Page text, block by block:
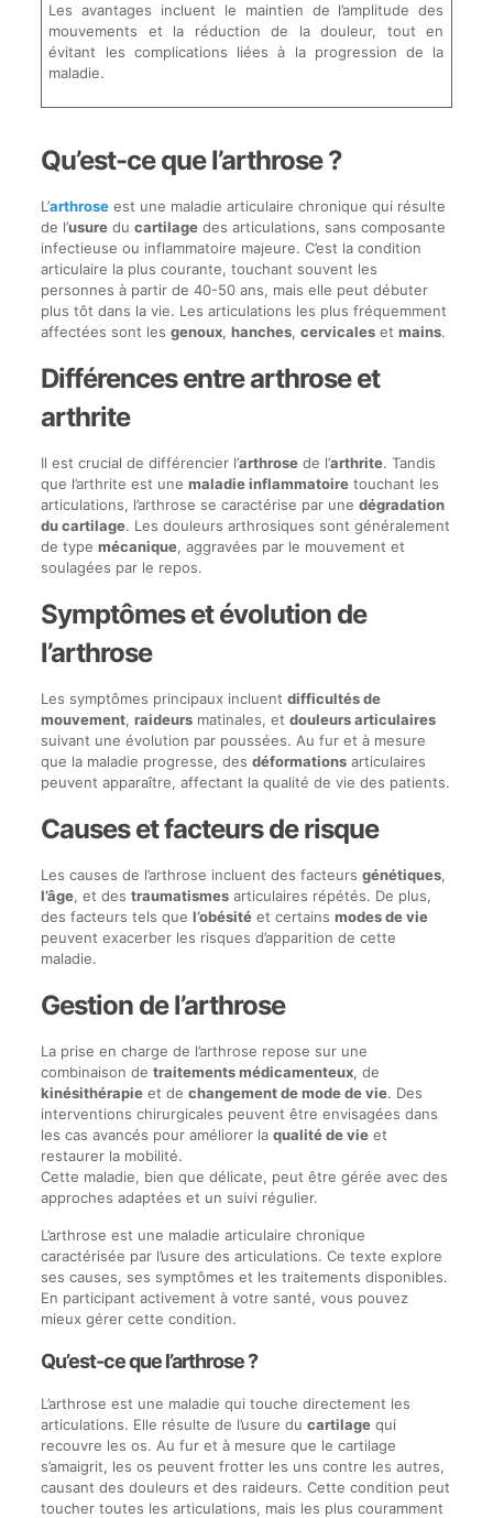
Les avantages incluent le maintien de l’amplitude des
mouvements et la réduction de la douleur, tout en
évitant les complications liées à la progression de la
maladie.
Qu’est-ce que l’arthrose ?
L’arthroseest une maladie articulaire chronique qui résulte
de l’usuredu cartilagedes articulations, sans composante
infectieuse ou inflammatoire majeure. C’est la condition
articulaire la plus courante, touchant souvent les
personnes à partir de 40-50 ans, mais elle peut débuter
plus tôt dans la vie. Les articulations les plus fréquemment
affectées sont les genoux, hanches, cervicaleset mains.
Différences entre arthrose et
arthrite
Il est crucial de différencier l’arthrosede l’arthrite. Tandis
que l’arthrite est une maladie inflammatoiretouchant les
articulations, l’arthrose se caractérise par une dégradation
du cartilage. Les douleurs arthrosiques sont généralement
de type mécanique, aggravées par le mouvement et
soulagées par le repos.
Symptômes et évolution de
l’arthrose
Les symptômes principaux incluent difficultés de
mouvement, raideursmatinales, et douleurs articulaires
suivant une évolution par poussées. Au fur et à mesure
que la maladie progresse, des déformationsarticulaires
peuvent apparaître, affectant la qualité de vie des patients.
Causes et facteurs de risque
Les causes de l’arthrose incluent des facteurs génétiques,
l’âge, et des traumatismesarticulaires répétés. De plus,
des facteurs tels que l’obésitéet certains modes de vie
peuvent exacerber les risques d’apparition de cette
maladie.
Gestion de l’arthrose
La prise en charge de l’arthrose repose sur une
combinaison de traitements médicamenteux, de
kinésithérapieet de changement de mode de vie. Des
interventions chirurgicales peuvent être envisagées dans
les cas avancés pour améliorer la qualité de vieet
restaurer la mobilité.
Cette maladie, bien que délicate, peut être gérée avec des
approches adaptées et un suivi régulier.
L’arthrose est une maladie articulaire chronique
caractérisée par l’usure des articulations. Ce texte explore
ses causes, ses symptômes et les traitements disponibles.
En participant activement à votre santé, vous pouvez
mieux gérer cette condition.
Qu’est-ce que l’arthrose ?
L’arthrose est une maladie qui touche directement les
articulations. Elle résulte de l’usure du cartilagequi
recouvre les os. Au fur et à mesure que le cartilage
s’amaigrit, les os peuvent frotter les uns contre les autres,
causant des douleurs et des raideurs. Cette condition peut
toucher toutes les articulations, mais les plus couramment